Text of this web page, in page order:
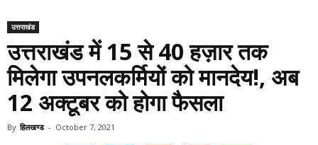
उत्तराखंड
उत्तराखंड में 15 से 40 हज़ार तक
मिलेगा उपनलकर्मियों को मानदेय!, अब
12 अक्टूबर को होगा फैसला
By हिलखण्ड - October 7, 2021